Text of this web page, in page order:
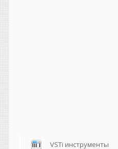
VSTi инструменты